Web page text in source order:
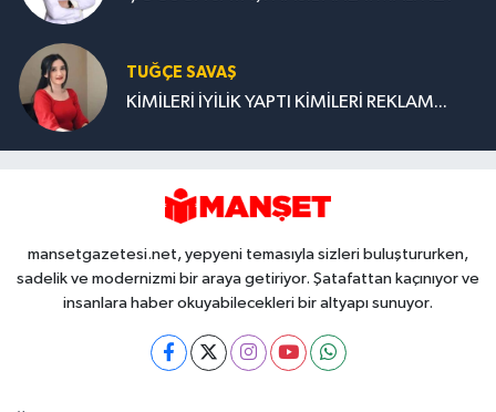
TUĞÇE SAVAŞ
KİMİLERİ İYİLİK YAPTI KİMİLERİ REKLAM...
mansetgazetesi.net, yepyeni temasıyla sizleri buluştururken,
sadelik ve modernizmi bir araya getiriyor. Şatafattan kaçınıyor ve
insanlara haber okuyabilecekleri bir altyapı sunuyor.